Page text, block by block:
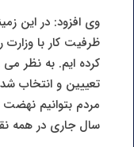
وی افزود: در این
ظرفیت کار با وزارت
کرده ایم. به نظر
تعییین و انتخاب
مردم بتوانیم نهضت
سال جاری در همه